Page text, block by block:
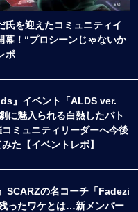
氏を迎えたコミュニティイ
！“プロシーンじゃないか
ポ
』イベント「ALDS ver.
に魅入られる白熱したバト
ミュニティリーダーへ今後
た【イベントレポ】
SCARZの名コーチ「Fadezi
ったワケとは…新メンバー